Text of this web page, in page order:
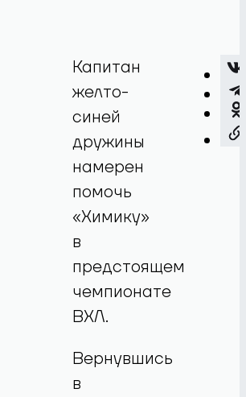
Капитан
желто-
синей
дружины
намерен
помочь
«Химику»
в
предстоящем
чемпионате
ВХЛ.
Вернувшись
в